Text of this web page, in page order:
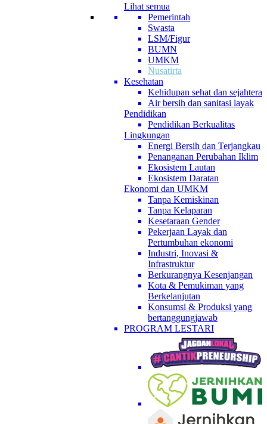
Lihat semua
Pemerintah
Swasta
LSM/Figur
BUMN
UMKM
Nusatirta
Kesehatan
Kehidupan sehat dan sejahtera
Air bersih dan sanitasi layak
Pendidikan
Pendidikan Berkualitas
Lingkungan
Energi Bersih dan Terjangkau
Penanganan Perubahan Iklim
Ekosistem Lautan
Ekosistem Daratan
Ekonomi dan UMKM
Tanpa Kemiskinan
Tanpa Kelaparan
Kesetaraan Gender
Pekerjaan Layak dan
Pertumbuhan ekonomi
Industri, Inovasi &
Infrastruktur
Berkurangnya Kesenjangan
Kota & Pemukiman yang
Berkelanjutan
Konsumsi & Produksi yang
bertanggungjawab
PROGRAM LESTARI